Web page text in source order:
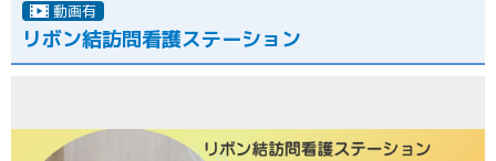
動画有
リボン結訪問看護ステーション